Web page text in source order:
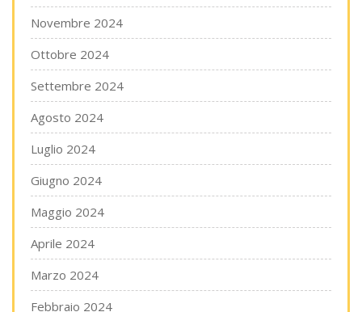
Novembre 2024
Ottobre 2024
Settembre 2024
Agosto 2024
Luglio 2024
Giugno 2024
Maggio 2024
Aprile 2024
Marzo 2024
Febbraio 2024